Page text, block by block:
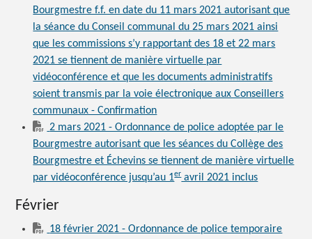
Bourgmestre f.f. en date du 11 mars 2021 autorisant que
la séance du Conseil communal du 25 mars 2021 ainsi
que les commissions s’y rapportant des 18 et 22 mars
2021 se tiennent de manière virtuelle par
vidéoconférence et que les documents administratifs
soient transmis par la voie électronique aux Conseillers
communaux - Confirmation
2 mars 2021 - Ordonnance de police adoptée par le
Bourgmestre autorisant que les séances du Collège des
Bourgmestre et Échevins se tiennent de manière virtuelle
par vidéoconférence jusqu’au 1eravril 2021 inclus
Février
18 février 2021 - Ordonnance de police temporaire